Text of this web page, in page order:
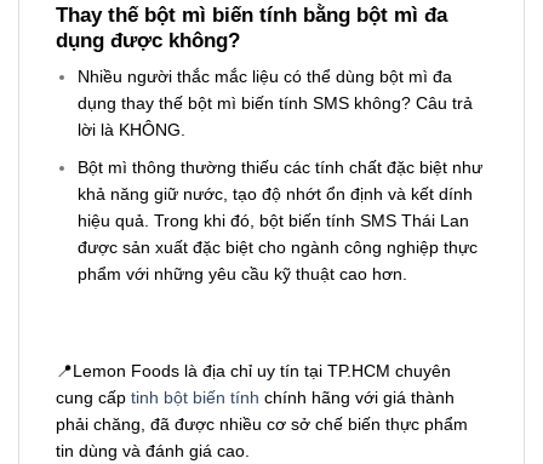
Thay thế bột mì biến tính bằng bột mì đa
dụng được không?
Nhiều người thắc mắc liệu có thể dùng bột mì đa
dụng thay thế bột mì biến tính SMS không? Câu trả
lời là KHÔNG.
Bột mì thông thường thiếu các tính chất đặc biệt như
khả năng giữ nước, tạo độ nhớt ổn định và kết dính
hiệu quả. Trong khi đó, bột biến tính SMS Thái Lan
được sản xuất đặc biệt cho ngành công nghiệp thực
phẩm với những yêu cầu kỹ thuật cao hơn.
📍Lemon Foods là địa chỉ uy tín tại TP.HCM chuyên
cung cấp tinh bột biến tính chính hãng với giá thành
phải chăng, đã được nhiều cơ sở chế biến thực phẩm
tin dùng và đánh giá cao.